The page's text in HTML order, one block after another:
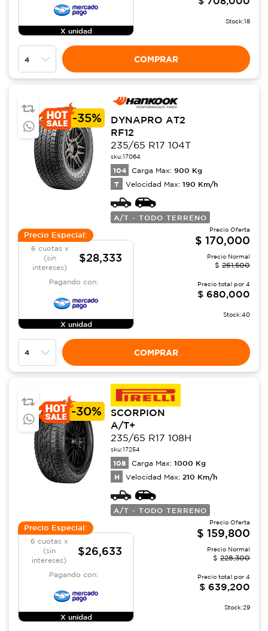
X unidad
Stock:18
COMPRAR
-35%
DYNAPRO AT2
RF12
235/65 R17 104T
sku:17064
104 Carga Max: 900 Kg
T Velocidad Max: 190 Km/h
A/T - TODO TERRENO
Precio Especial:
6 cuotas x
(sin
intereses)
$28,333
Pagando con:
X unidad
Precio Oferta
$ 170,000
Precio Normal
$ 261,500
Precio total por 4
$ 680,000
Stock:40
COMPRAR
-30%
SCORPION
A/T+
235/65 R17 108H
sku:17254
108 Carga Max: 1000 Kg
H Velocidad Max: 210 Km/h
A/T - TODO TERRENO
Precio Especial:
6 cuotas x
(sin
intereses)
$26,633
Pagando con:
X unidad
Precio Oferta
$ 159,800
Precio Normal
$ 228,300
Precio total por 4
$ 639,200
Stock:29